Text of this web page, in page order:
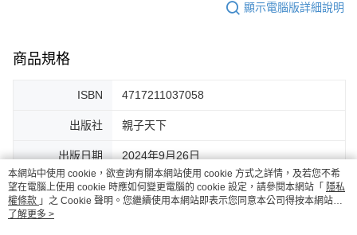
顯示電腦版詳細說明
商品規格
ISBN 4717211037058
出版社 親子天下
出版日期 2024年9月26日
頁數 344頁
本網站中使用 cookie，欲查詢有關本網站使用 cookie 方式之詳情，及若您不希
望在電腦上使用 cookie 時應如何變更電腦的 cookie 設定，請參閱本網站「 隱私
權條款 」之 Cookie 聲明。您繼續使用本網站即表示您同意本公司得按本網站使
用條款之 Cookie 聲明使用 cookie。
了解更多 >